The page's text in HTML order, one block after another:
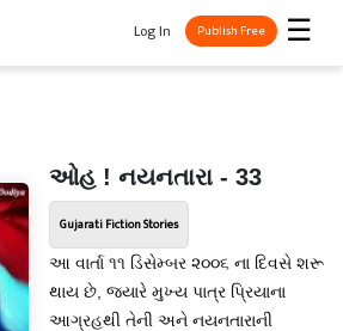
☰
Log In Publish Free
ઓહ ! નયનતારા - 33
Gujarati Fiction Stories
આ વાર્તા ૧૧ ડિસેમ્બર ૨૦૦૬ ના દિવસે શરૂ
થાય છે, જયારે મુખ્ય પાત્ર પ્રિયાના
આગ્રહથી તેની અને નયનતારાની